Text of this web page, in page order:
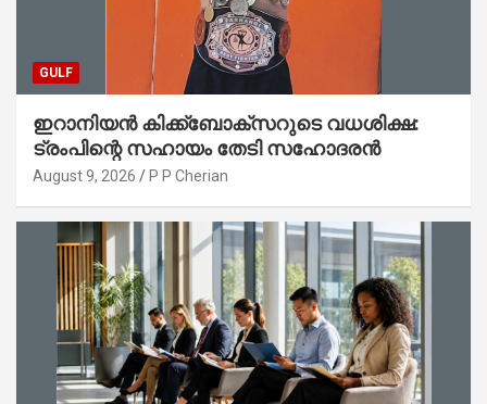
GULF
ഇറാനിയൻ കിക്ക്ബോക്സറുടെ വധശിക്ഷ:
ട്രംപിന്റെ സഹായം തേടി സഹോദരൻ
August 9, 2026 P P Cherian